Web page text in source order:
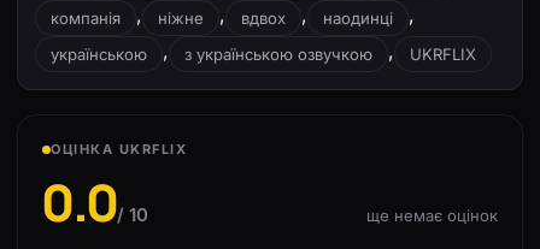
компанія , ніжне , вдвох , наодинці ,
українською , з українською озвучкою , UKRFLIX
ОЦІНКА UKRFLIX
0.0/ 10 ще немає оцінок